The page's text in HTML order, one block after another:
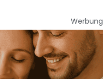
Werbung